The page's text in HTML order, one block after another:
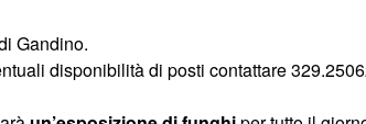
Gandino.
disponibilità di posti contattare